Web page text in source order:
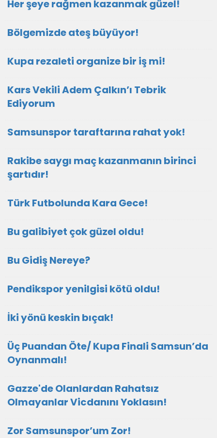
Her şeye rağmen kazanmak güzel!
Bölgemizde ateş büyüyor!
Kupa rezaleti organize bir iş mi!
Kars Vekili Adem Çalkın’ı Tebrik
Ediyorum
Samsunspor taraftarına rahat yok!
Rakibe saygı maç kazanmanın birinci
şartıdır!
Türk Futbolunda Kara Gece!
Bu galibiyet çok güzel oldu!
Bu Gidiş Nereye?
Pendikspor yenilgisi kötü oldu!
İki yönü keskin bıçak!
Üç Puandan Öte/ Kupa Finali Samsun’da
Oynanmalı!
Gazze'de Olanlardan Rahatsız
Olmayanlar Vicdanını Yoklasın!
Zor Samsunspor’um Zor!